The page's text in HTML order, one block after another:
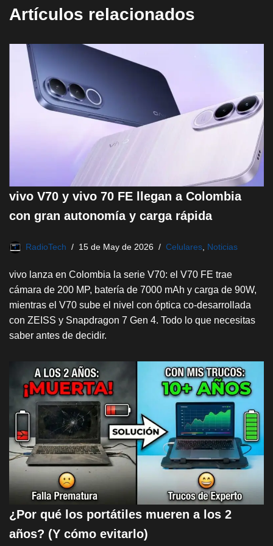
Artículos relacionados
vivo V70 y vivo 70 FE llegan a Colombia
con gran autonomía y carga rápida
RadioTech 15 de May de 2026 Celulares Noticias
vivo lanza en Colombia la serie V70: el V70 FE trae
cámara de 200 MP, batería de 7000 mAh y carga de 90W,
mientras el V70 sube el nivel con óptica co-desarrollada
con ZEISS y Snapdragon 7 Gen 4. Todo lo que necesitas
saber antes de decidir.
¿Por qué los portátiles mueren a los 2
años? (Y cómo evitarlo)